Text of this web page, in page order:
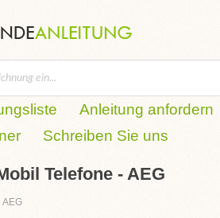
Anleitung anfordern
Schreiben Sie uns
Telefone - AEG
AEG